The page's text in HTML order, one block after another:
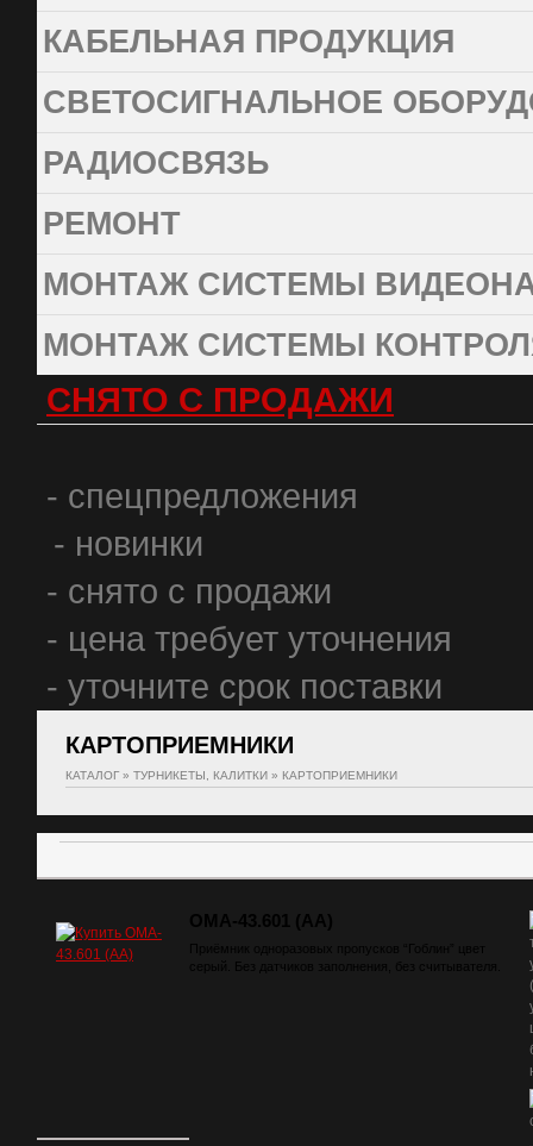
КАБЕЛЬНАЯ ПРОДУКЦИЯ
СВЕТОСИГНАЛЬНОЕ
РАДИОСВЯЗЬ
РЕМОНТ
МОНТАЖ СИСТЕМЫ
МОНТАЖ СИСТЕМЫ
СНЯТО С ПРОДАЖИ
- спецпредложения
- новинки
- снято с продажи
- цена требует уточнения
- уточните срок поставки
КАРТОПРИЕМНИКИ
КАТАЛОГ » ТУРНИКЕТЫ, КАЛИТКИ » КАРТОПРИЕМНИКИ
OMA-43.601 (AA)
Приёмник одноразовых пропусков “Гоблин” цвет
серый. Без датчиков заполнения, без считывателя.